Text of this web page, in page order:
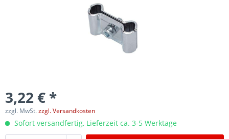
3,22 € *
zzgl. MwSt.zzgl. Versandkosten
Sofort versandfertig, Lieferzeit ca. 3-5 Werktage